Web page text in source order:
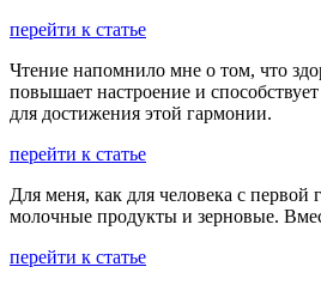
перейти к статье
Чтение напомнило мне о том, что
повышает настроение и
для достижения этой гармонии.
перейти к статье
Для меня, как для человека с
молочные продукты и зерновые.
перейти к статье